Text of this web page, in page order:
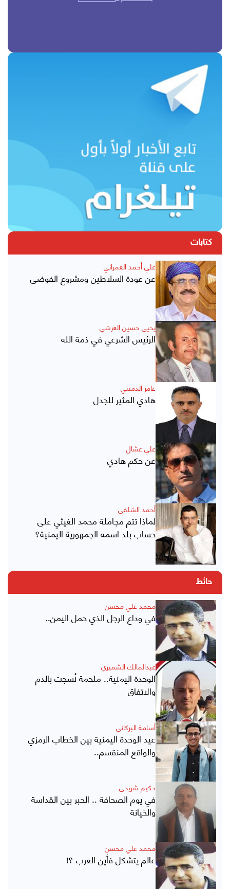
كتابات
علي أحمد العمراني
عن عودة السلاطين ومشروع الفوضى
يحيى حسين العرشي
الرئيس الشرعي في ذمة الله
عامر الدميني
هادي المثير للجدل
علي عشال
عن حكم هادي
أحمد الشلفي
لماذا تتم مجاملة محمد الغيثي على
حساب بلد اسمه الجمهورية اليمنية؟
حائط
محمد علي محسن
في وداع الرجل الذي حمل اليمن..
عبدالمالك الشميري
الوحدة اليمنية.. ملحمة نُسجت بالدم
والاتفاق
أسامة البركاني
عيد الوحدة اليمنية بين الخطاب الرمزي
والواقع المنقسم..
حكيم شريحي
في يوم الصحافة .. الحبر بين القداسة
والخيانة
محمد علي محسن
عالم يتشكل فأين العرب ؟!